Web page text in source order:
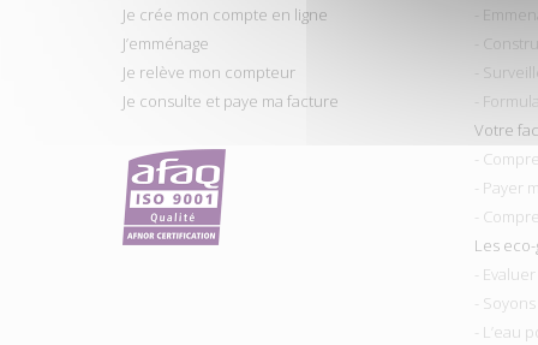
Je crée mon compte en ligne
J’emménage
Je relève mon compteur
Je consulte et paye ma facture
-
-
-
-
Votre
-
- Payer
-
Les
-
-
- L’eau